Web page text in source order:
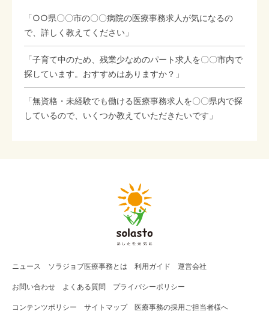
「○○県〇〇市の〇〇病院の医療事務求人が気になるの
で、詳しく教えてください」
「子育て中のため、残業少なめのパート求人を〇〇市内で
探しています。おすすめはありますか？」
「無資格・未経験でも働ける医療事務求人を〇〇県内で探
しているので、いくつか教えていただきたいです」
ニュース ソラジョブ医療事務 とは 利用ガイド 運営会社
お問い合わせ よくある質問 プライバシーポリシー
コンテンツポリシー サイトマップ 医療事務の採用ご担当者様へ